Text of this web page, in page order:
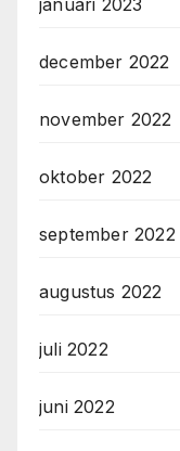
januari 2023
december 2022
november 2022
oktober 2022
september 2022
augustus 2022
juli 2022
juni 2022